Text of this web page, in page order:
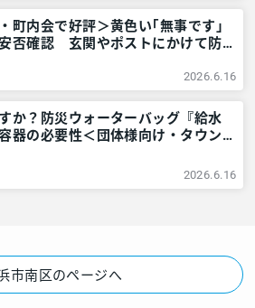
町内会で好評＞黄色い｢無事です｣
否確認 玄関やポストにかけて防災
2026.6.16
か？防災ウォーターバッグ『給水
器の必要性＜団体様向け・タウンニ
所情報 – レアリア
2026.6.16
市南区のページへ